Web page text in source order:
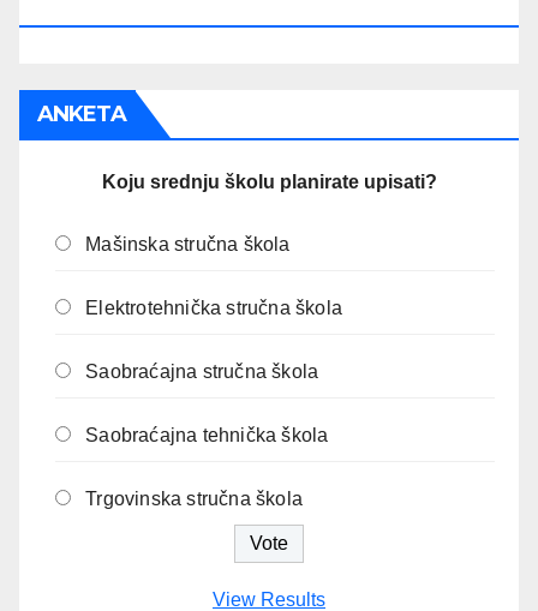
ANKETA
Koju srednju školu planirate upisati?
Mašinska stručna škola
Elektrotehnička stručna škola
Saobraćajna stručna škola
Saobraćajna tehnička škola
Trgovinska stručna škola
View Results